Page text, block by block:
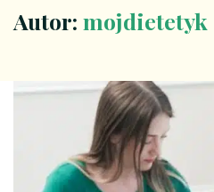
Autor: mojdietetyk